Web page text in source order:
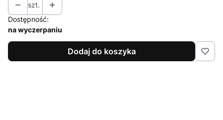
szt.
Dostępność:
na wyczerpaniu
Dodaj do koszyka